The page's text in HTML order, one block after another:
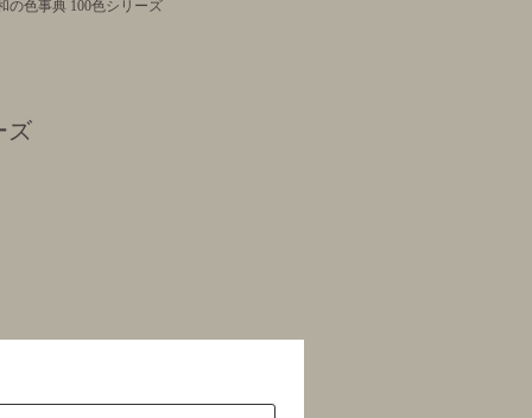
の色事典 100色シリーズ
ズ